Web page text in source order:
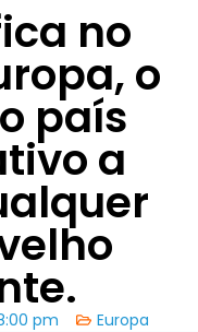
no
o
país
a
pm Europa